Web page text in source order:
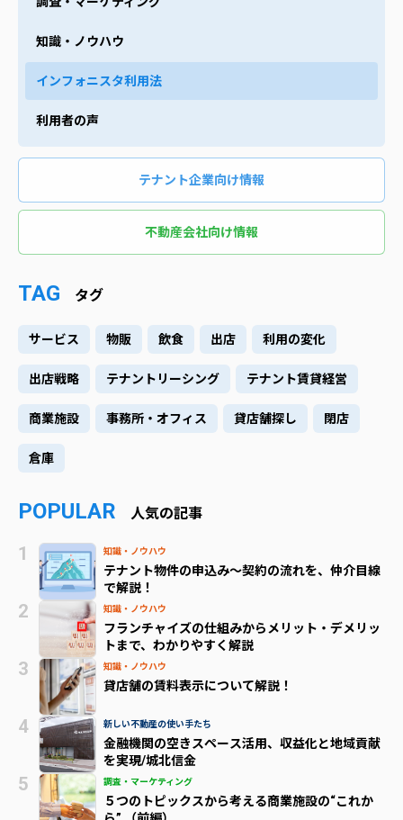
知識・ノウハウ
インフォニスタ利用法
利用者の声
テナント企業向け情報
不動産会社向け情報
TAG タグ
サービス 物販 飲食 出店 利用の変化
出店戦略 テナントリーシング テナント賃貸経営
商業施設 事務所・オフィス 貸店舗探し 閉店
倉庫
POPULAR 人気の記事
知識・ノウハウ
テナント物件の申込み～契約の流れを、仲介目線
で解説！
知識・ノウハウ
フランチャイズの仕組みからメリット・デメリッ
トまで、わかりやすく解説
知識・ノウハウ
貸店舗の賃料表示について解説！
新しい不動産の使い手たち
金融機関の空きスペース活用、収益化と地域貢献
を実現/城北信金
調査・マーケティング
５つのトピックスから考える商業施設の“これか